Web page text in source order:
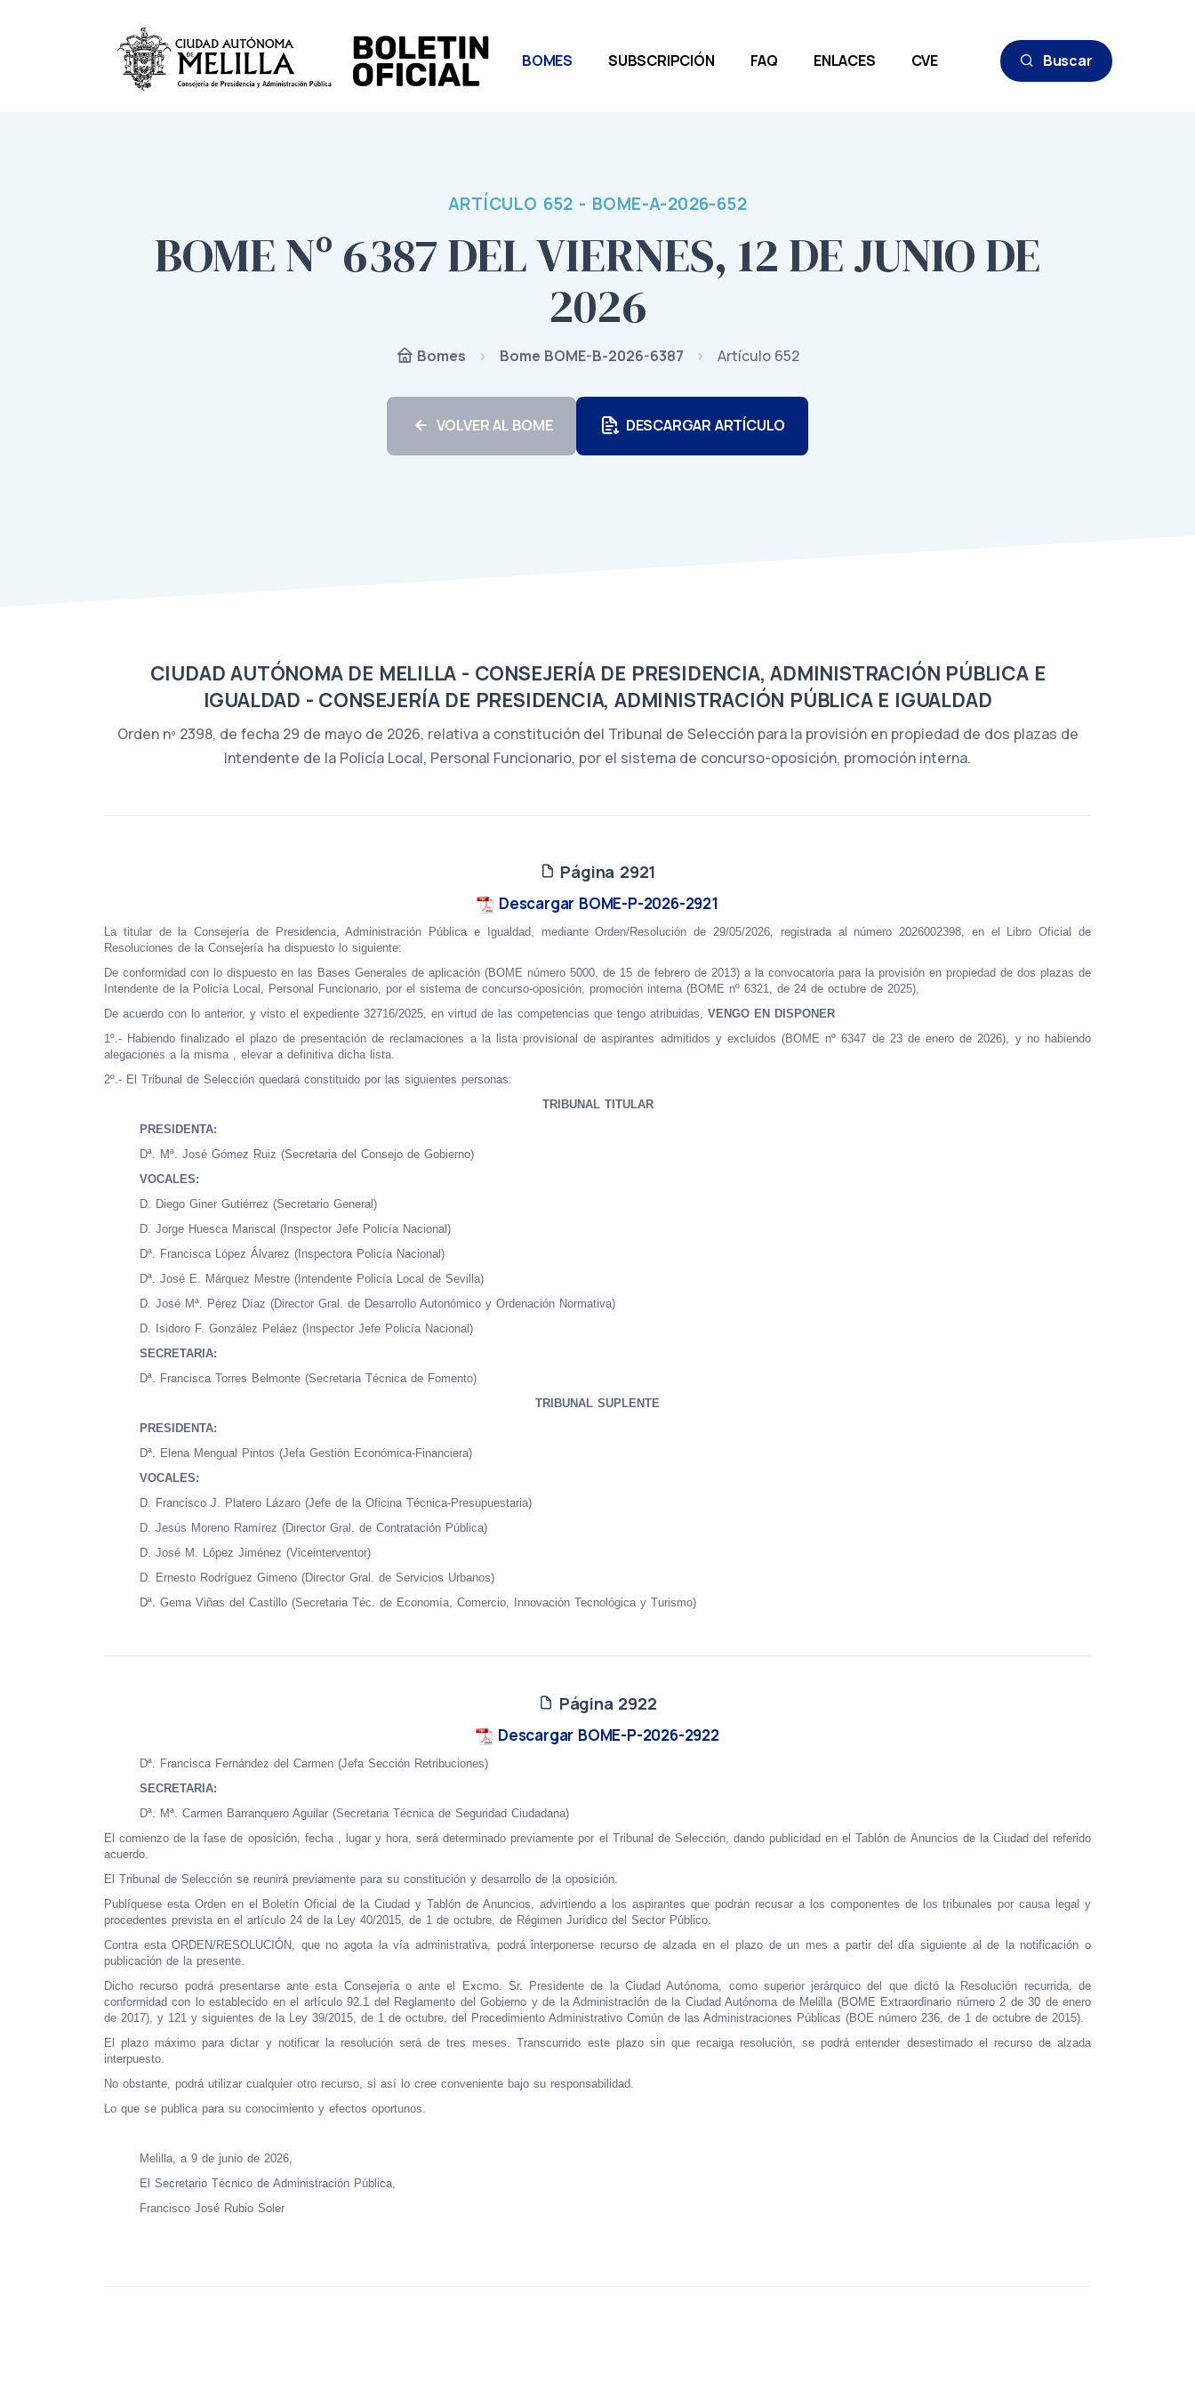
BOMES SUBSCRIPCIÓN FAQ ENLACES CVE Buscar
ARTÍCULO 652 - BOME-A-2026-652
BOME Nº 6387 DEL VIERNES, 12 DE JUNIO DE
2026
Bomes Bome BOME-B-2026-6387 Artículo 652
VOLVER AL BOME DESCARGAR ARTÍCULO
CIUDAD AUTÓNOMA DE MELILLA - CONSEJERÍA DE PRESIDENCIA, ADMINISTRACIÓN PÚBLICA E
IGUALDAD - CONSEJERÍA DE PRESIDENCIA, ADMINISTRACIÓN PÚBLICA E IGUALDAD
Orden nº 2398, de fecha 29 de mayo de 2026, relativa a constitución del Tribunal de Selección para la provisión en propiedad de dos plazas de
Intendente de la Policía Local, Personal Funcionario, por el sistema de concurso-oposición, promoción interna.
Página 2921
Descargar BOME-P-2026-2921
La titular de la Consejería de Presidencia, Administración Pública e Igualdad, mediante Orden/Resolución de 29/05/2026, registrada al número 2026002398, en el Libro Oficial de
Resoluciones de la Consejería ha dispuesto lo siguiente:
De conformidad con lo dispuesto en las Bases Generales de aplicación (BOME número 5000, de 15 de febrero de 2013) a la convocatoria para la provisión en propiedad de dos plazas de
Intendente de la Policía Local, Personal Funcionario, por el sistema de concurso-oposición, promoción interna (BOME nº 6321, de 24 de octubre de 2025),
De acuerdo con lo anterior, y visto el expediente 32716/2025, en virtud de las competencias que tengo atribuidas, VENGO EN DISPONER
1º.- Habiendo finalizado el plazo de presentación de reclamaciones a la lista provisional de aspirantes admitidos y excluidos (BOME nº 6347 de 23 de enero de 2026), y no habiendo
alegaciones a la misma , elevar a definitiva dicha lista.
2º.- El Tribunal de Selección quedará constituido por las siguientes personas:
TRIBUNAL TITULAR
PRESIDENTA:
Dª. Mª. José Gómez Ruiz (Secretaria del Consejo de Gobierno)
VOCALES:
D. Diego Giner Gutiérrez (Secretario General)
D. Jorge Huesca Mariscal (Inspector Jefe Policía Nacional)
Dª. Francisca López Álvarez (Inspectora Policía Nacional)
Dª. José E. Márquez Mestre (Intendente Policía Local de Sevilla)
D. José Mª. Pérez Díaz (Director Gral. de Desarrollo Autonómico y Ordenación Normativa)
D. Isidoro F. González Peláez (Inspector Jefe Policía Nacional)
SECRETARIA:
Dª. Francisca Torres Belmonte (Secretaria Técnica de Fomento)
TRIBUNAL SUPLENTE
PRESIDENTA:
Dª. Elena Mengual Pintos (Jefa Gestión Económica-Financiera)
VOCALES:
D. Francisco J. Platero Lázaro (Jefe de la Oficina Técnica-Presupuestaria)
D. Jesús Moreno Ramírez (Director Gral. de Contratación Pública)
D. José M. López Jiménez (Viceinterventor)
D. Ernesto Rodríguez Gimeno (Director Gral. de Servicios Urbanos)
Dª. Gema Viñas del Castillo (Secretaria Téc. de Economía, Comercio, Innovación Tecnológica y Turismo)
Página 2922
Descargar BOME-P-2026-2922
Dª. Francisca Fernández del Carmen (Jefa Sección Retribuciones)
SECRETARIA:
Dª. Mª. Carmen Barranquero Aguilar (Secretaria Técnica de Seguridad Ciudadana)
El comienzo de la fase de oposición, fecha , lugar y hora, será determinado previamente por el Tribunal de Selección, dando publicidad en el Tablón de Anuncios de la Ciudad del referido
acuerdo.
El Tribunal de Selección se reunirá previamente para su constitución y desarrollo de la oposición.
Publíquese esta Orden en el Boletín Oficial de la Ciudad y Tablón de Anuncios, advirtiendo a los aspirantes que podrán recusar a los componentes de los tribunales por causa legal y
procedentes prevista en el artículo 24 de la Ley 40/2015, de 1 de octubre, de Régimen Jurídico del Sector Público.
Contra esta ORDEN/RESOLUCIÓN, que no agota la vía administrativa, podrá interponerse recurso de alzada en el plazo de un mes a partir del día siguiente al de la notificación o
publicación de la presente.
Dicho recurso podrá presentarse ante esta Consejería o ante el Excmo. Sr. Presidente de la Ciudad Autónoma, como superior jerárquico del que dictó la Resolución recurrida, de
conformidad con lo establecido en el artículo 92.1 del Reglamento del Gobierno y de la Administración de la Ciudad Autónoma de Melilla (BOME Extraordinario número 2 de 30 de enero
de 2017), y 121 y siguientes de la Ley 39/2015, de 1 de octubre, del Procedimiento Administrativo Común de las Administraciones Públicas (BOE número 236, de 1 de octubre de 2015).
El plazo máximo para dictar y notificar la resolución será de tres meses. Transcurrido este plazo sin que recaiga resolución, se podrá entender desestimado el recurso de alzada
interpuesto.
No obstante, podrá utilizar cualquier otro recurso, si así lo cree conveniente bajo su responsabilidad.
Lo que se publica para su conocimiento y efectos oportunos.
Melilla, a 9 de junio de 2026,
El Secretario Técnico de Administración Pública,
Francisco José Rubio Soler